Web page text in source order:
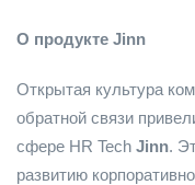
О продукте Jinn
Открытая культура
обратной связи
сфере HR Tech Jinn.
развитию